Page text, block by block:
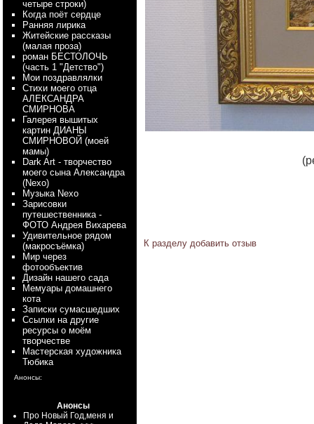
четыре строки)
Когда поёт сердце
Ранняя лирика
Житейские рассказы
(малая проза)
роман БЕСТОЛОЧЬ
(часть 1 "Детство")
Мои поздравлялки
Стихи моего отца
АЛЕКСАНДРА
СМИРНОВА
Галерея вышитых
картин ДИАНЫ
СМИРНОВОЙ (моей
мамы)
Dark Art - творчество
моего сына Александра
(Nexo)
Myзыка Nexo
Зарисовки
путешественника -
ФОТО Андрея Вихарева
Удивительное рядом
(макросъёмка)
Мир через
фотообъектив
Дизайн нашего сада
Мемуары домашнего
кота
Записки сумасшедших
Ссылки на другие
ресурсы о моём
творчестве
Мастерская художника
Тюбика
Анонсы:
Анонсы
Про Новый Год,меня и
К разделу добавить отзыв